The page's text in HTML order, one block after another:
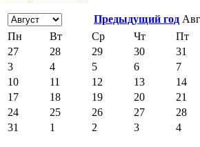
Предыдущий год
Пн
Вт Ср Чт Пт
27
28 29 30 31
3
4 5 6 7
10
11 12 13 14
17
18 19 20 21
24
25 26 27 28
31
1 2 3 4